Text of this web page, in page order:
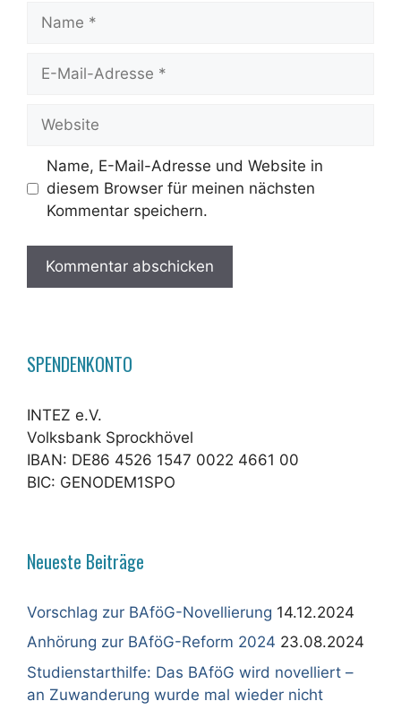
Name
Website
Name, E-Mail-Adresse und Website in
diesem Browser für meinen nächsten
Kommentar speichern.
SPENDENKONTO
INTEZ e.V.
Volksbank Sprockhövel
IBAN: DE86 4526 1547 0022 4661 00
BIC: GENODEM1SPO
Neueste Beiträge
Vorschlag zur BAföG-Novellierung 14.12.2024
Anhörung zur BAföG-Reform 2024 23.08.2024
Studienstarthilfe: Das BAföG wird novelliert –
an Zuwanderung wurde mal wieder nicht